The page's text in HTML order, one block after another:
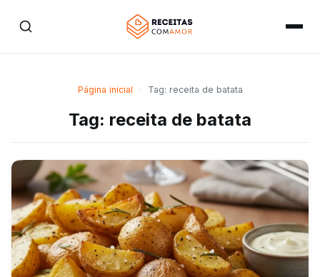
Página inicial Tag: receita de batata
Tag: receita de batata